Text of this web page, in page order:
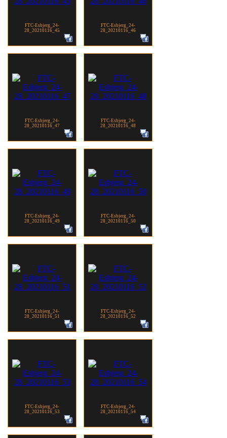
FTC-Esbjerg_24-
28_20210116_45
FTC-Esbjerg_24-
28_20210116_46
FTC-Esbjerg_24-
28_20210116_47
FTC-Esbjerg_24-
28_20210116_48
FTC-Esbjerg_24-
28_20210116_49
FTC-Esbjerg_24-
28_20210116_50
FTC-Esbjerg_24-
28_20210116_51
FTC-Esbjerg_24-
28_20210116_52
FTC-Esbjerg_24-
28_20210116_53
FTC-Esbjerg_24-
28_20210116_54